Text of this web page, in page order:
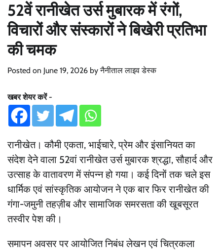
52वें रानीखेत उर्स मुबारक में रंगों,
विचारों और संस्कारों ने बिखेरी प्रतिभा
की चमक
Posted on June 19, 2026 byनैनीताल लाइव डेस्क
खबर शेयर करें -
रानीखेत। कौमी एकता, भाईचारे, प्रेम और इंसानियत का
संदेश देने वाला 52वां रानीखेत उर्स मुबारक श्रद्धा, सौहार्द और
उत्साह के वातावरण में संपन्न हो गया। कई दिनों तक चले इस
धार्मिक एवं सांस्कृतिक आयोजन ने एक बार फिर रानीखेत की
गंगा-जमुनी तहज़ीब और सामाजिक समरसता की खूबसूरत
तस्वीर पेश की।
समापन अवसर पर आयोजित निबंध लेखन एवं चित्रकला